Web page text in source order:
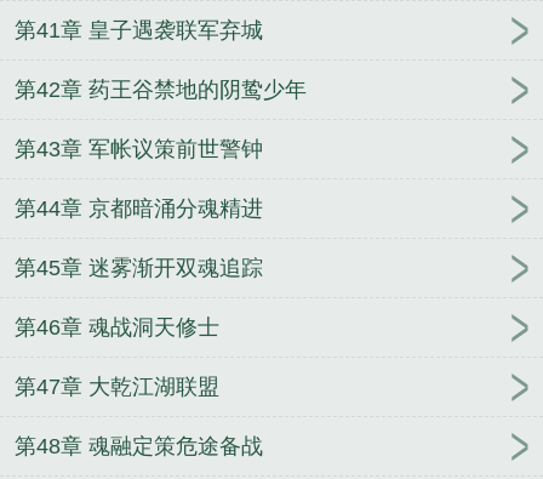
第41章 皇子遇袭联军弃城
第42章 药王谷禁地的阴鸷少年
第43章 军帐议策前世警钟
第44章 京都暗涌分魂精进
第45章 迷雾渐开双魂追踪
第46章 魂战洞天修士
第47章 大乾江湖联盟
第48章 魂融定策危途备战